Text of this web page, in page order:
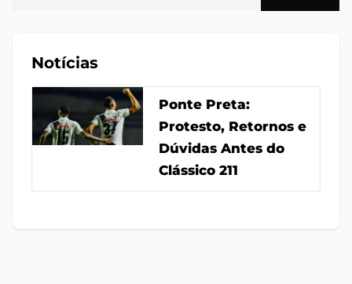
Notícias
Ponte Preta:
Protesto, Retornos e
Dúvidas Antes do
Clássico 211